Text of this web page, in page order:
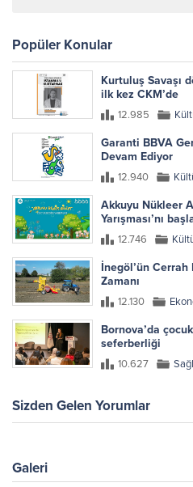
Popüler Konular
Kurtuluş Savaşı
ilk kez CKM’de
12.985
Garanti BBVA
Devam Ediyor
12.940
Akkuyu Nükleer
Yarışması’nı
12.746
İnegöl’ün
Zamanı
12.130
Bornova’da
seferberliği
10.627
Sizden Gelen Yorumlar
Galeri